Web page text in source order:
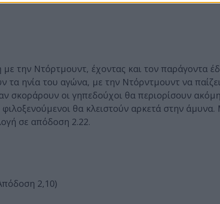
την Ντόρτμουντ, έχοντας και τον παράγοντα
τα ηνία του αγώνα, με την Ντόρντμουντ να παίζει
σκοράρουν οι γηπεδούχοι θα περιορίσουν ακόμη
θα κλειστούν αρκετά στην
σε απόδοση 2.22.
2,10)